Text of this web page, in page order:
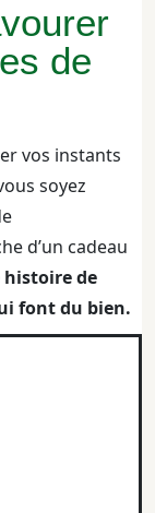
de
vos instants
soyez
d’un cadeau
histoire de
font du bien.